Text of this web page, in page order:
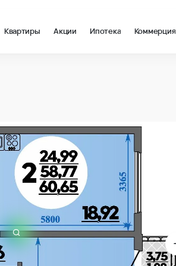
Квартиры Акции Ипотека Коммерция